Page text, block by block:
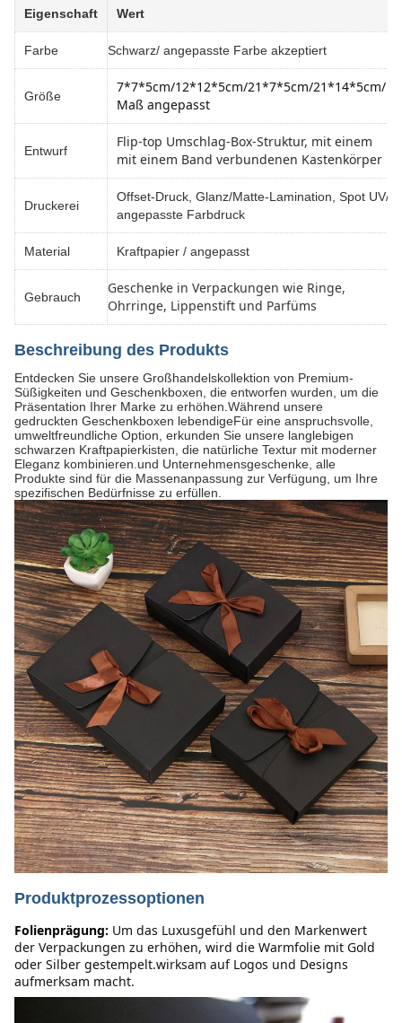
Eigenschaft Wert
Farbe Schwarz/ angepasste Farbe akzeptiert
Größe
7*7*5cm/12*12*5cm/21*7*5cm/21*14*5cm/
Maß angepasst
Entwurf
Flip-top Umschlag-Box-Struktur, mit einem
mit einem Band verbundenen Kastenkörper
Druckerei
Offset-Druck, Glanz/Matte-Lamination, Spot UV/
angepasste Farbdruck
Material Kraftpapier / angepasst
Gebrauch
Geschenke in Verpackungen wie Ringe,
Ohrringe, Lippenstift und Parfüms
Beschreibung des Produkts
Entdecken Sie unsere Großhandelskollektion von Premium-
Süßigkeiten und Geschenkboxen, die entworfen wurden, um die
Präsentation Ihrer Marke zu erhöhen.Während unsere
gedruckten Geschenkboxen lebendigeFür eine anspruchsvolle,
umweltfreundliche Option, erkunden Sie unsere langlebigen
schwarzen Kraftpapierkisten, die natürliche Textur mit moderner
Eleganz kombinieren.und Unternehmensgeschenke, alle
Produkte sind für die Massenanpassung zur Verfügung, um Ihre
spezifischen Bedürfnisse zu erfüllen.
Produktprozessoptionen
Folienprägung: Um das Luxusgefühl und den Markenwert
der Verpackungen zu erhöhen, wird die Warmfolie mit Gold
oder Silber gestempelt.wirksam auf Logos und Designs
aufmerksam macht.